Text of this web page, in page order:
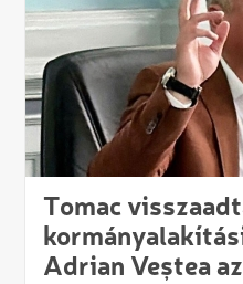
Tomac
Adrian Veștea